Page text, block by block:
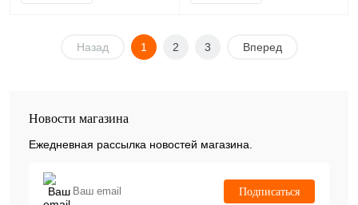
Назад 1 2 3 Вперед
Новости магазина
Ежедневная рассылка новостей магазина.
Подписаться